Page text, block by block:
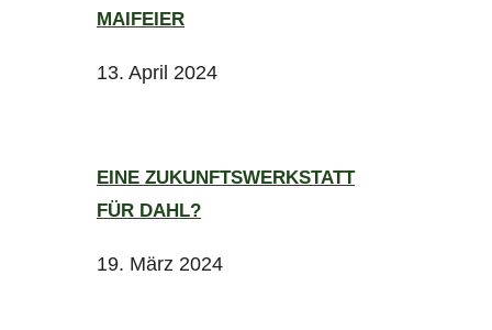
MAIFEIER
13. April 2024
EINE ZUKUNFTSWERKSTATT
FÜR DAHL?
19. März 2024